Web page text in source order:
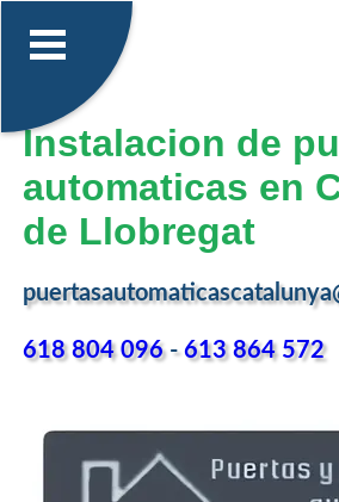
Instalacion de
automaticas en
de Llobregat
618 804 096-613 864 572